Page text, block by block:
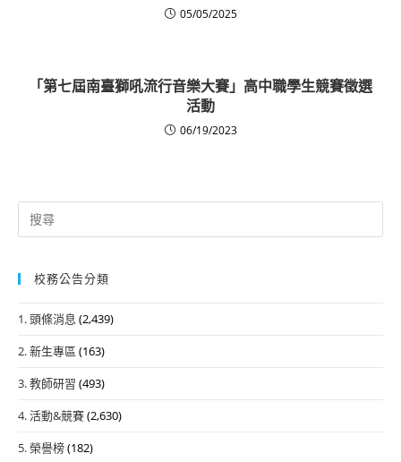
05/05/2025
「第七屆南臺獅吼流行音樂大賽」高中職學生競賽徵選
活動
06/19/2023
Search
for:
校務公告分類
1. 頭條消息 (2,439)
2. 新生專區 (163)
3. 教師研習 (493)
4. 活動&競賽(2,630)
5. 榮譽榜(182)